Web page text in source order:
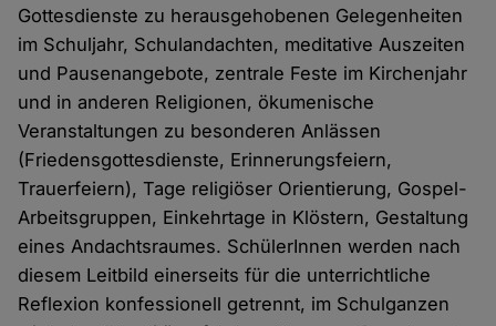
Gottesdienste zu herausgehobenen Gelegenheiten
im Schuljahr, Schulandachten, meditative Auszeiten
und Pausenangebote, zentrale Feste im Kirchenjahr
und in anderen Religionen, ökumenische
Veranstaltungen zu besonderen Anlässen
(Friedensgottesdienste, Erinnerungsfeiern,
Trauerfeiern), Tage religiöser Orientierung, Gospel-
Arbeitsgruppen, Einkehrtage in Klöstern, Gestaltung
eines Andachtsraumes. SchülerInnen werden nach
diesem Leitbild einerseits für die unterrichtliche
Reflexion konfessionell getrennt, im Schulganzen